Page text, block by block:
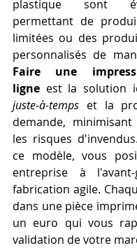
plastique sont
permettant de
limitées ou des
Faire une
ligne
juste-à-temps et la
demande,
les risques
ce modèle, vous
entreprise à
fabrication agile.
dans une pièce
un euro qui vous
validation de votre